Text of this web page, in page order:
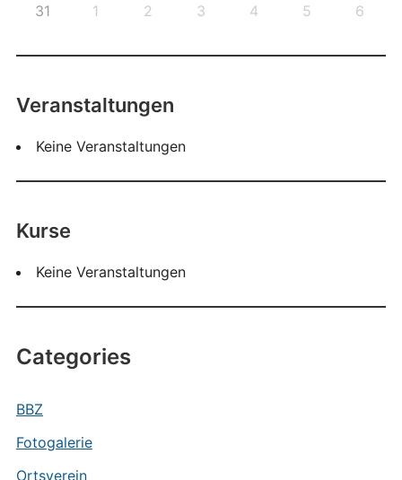
31 1 2 3 4 5 6
Veranstaltungen
Keine Veranstaltungen
Kurse
Keine Veranstaltungen
Categories
BBZ
Fotogalerie
Ortsverein